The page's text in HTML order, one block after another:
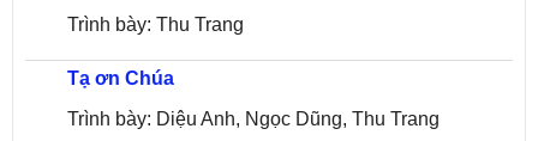
Trình bày: Thu Trang
Tạ ơn Chúa
Trình bày: Diệu Anh, Ngọc Dũng, Thu Trang